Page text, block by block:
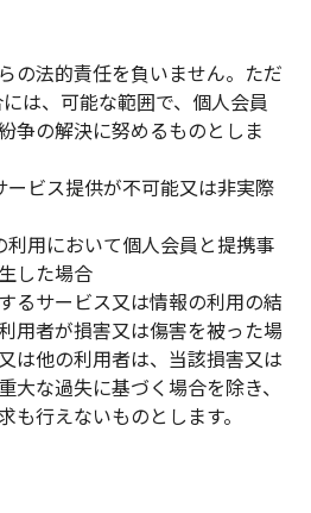
の法的責任を負いません。ただ
は、可能な範囲で、個人会員
争の解決に努めるものとしま
ービス提供が不可能又は非実際
利用において個人会員と提携事
した場合
るサービス又は情報の利用の結
用者が損害又は傷害を被った場
は他の利用者は、当該損害又は
大な過失に基づく場合を除き、
も行えないものとします。